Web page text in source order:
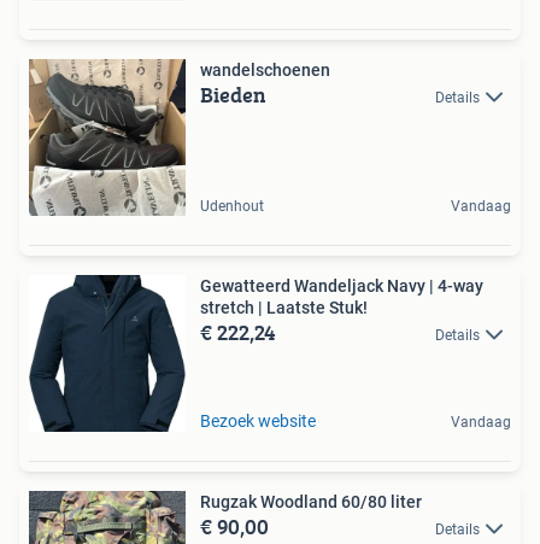
wandelschoenen
Bieden Details
Udenhout Vandaag
Gewatteerd Wandeljack Navy | 4-way
stretch | Laatste Stuk!
€ 222,24 Details
Bezoek website Vandaag
Rugzak Woodland 60/80 liter
€ 90,00 Details